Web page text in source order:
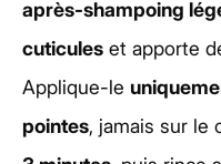
après-shampoing
cuticules et apporte
Applique-le
pointes, jamais sur le